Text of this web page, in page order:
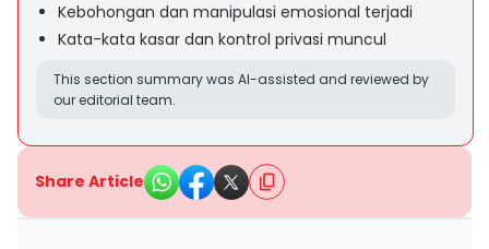
Kebohongan dan manipulasi emosional terjadi
Kata-kata kasar dan kontrol privasi muncul
This section summary was AI-assisted and reviewed by
our editorial team.
Share Article